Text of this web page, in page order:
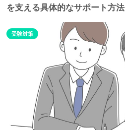
を支える具体的なサポート方法
受験対策